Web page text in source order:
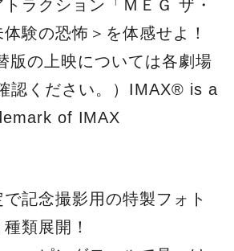
ラクション「ＭＥＧ ザ・
験の恐怖＞を体感せよ！
版の上映については各劇場
認ください。）IMAX® is a
of IMAX
記念撮影用の特製フォト
類展開！